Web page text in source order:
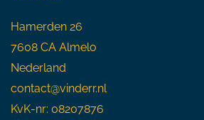
Hamerden 26
7608 CA Almelo
Nederland
contact@vinderr.nl
KvK-nr: 08207876